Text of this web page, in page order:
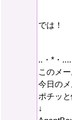
では！
‥・*・
このメ
今日の
ポチッと
↓